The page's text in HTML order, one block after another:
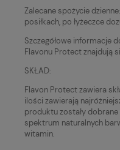
Zalecane spożycie
posiłkach, po łyżeczce
Szczegółowe informacje
Flavonu Protect znajdują
SKŁAD:
Flavon Protect zawiera
ilości zawierają
produktu zostały
spektrum naturalnych
witamin.